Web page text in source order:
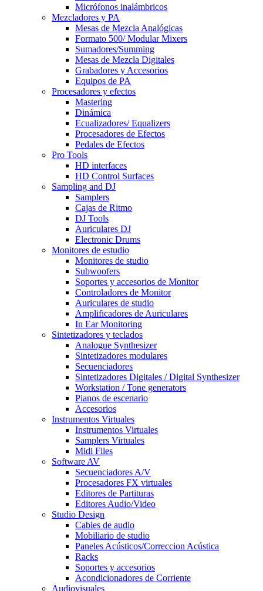
Micrófonos inalámbricos
Mezcladores y PA
Mesas de Mezcla Analógicas
Formato 500/ Modular Mixers
Sumadores/Summing
Mesas de Mezcla Digitales
Grabadores y Accesorios
Equipos de PA
Procesadores y efectos
Mastering
Dinámica
Ecualizadores/ Equalizers
Procesadores de Efectos
Pedales de Efectos
Pro Tools
HD interfaces
HD Control Surfaces
Sampling and DJ
Samplers
Cajas de Ritmo
DJ Tools
Auriculares DJ
Electronic Drums
Monitores de estudio
Monitores de studio
Subwoofers
Soportes y accesorios de Monitor
Controladores de Monitor
Auriculares de studio
Amplificadores de Auriculares
In Ear Monitoring
Sintetizadores y teclados
Analogue Synthesizer
Sintetizadores modulares
Secuenciadores
Sintetizadores Digitales / Digital Synthesizer
Workstation / Tone generators
Pianos de escenario
Accesorios
Instrumentos Virtuales
Instrumentos Virtuales
Samplers Virtuales
Midi Files
Software AV
Secuenciadores A/V
Procesadores FX virtuales
Editores de Partituras
Editores Audio/Video
Studio Design
Cables de audio
Mobiliario de studio
Paneles Acústicos/Correccion Acústica
Racks
Soportes y accesorios
Acondicionadores de Corriente
Audiovisuales